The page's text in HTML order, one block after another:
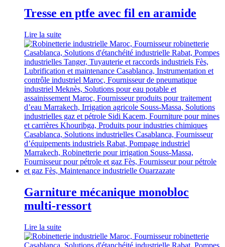
Tresse en ptfe avec fil en aramide
Lire la suite
Garniture mécanique monobloc
multi-ressort
Lire la suite